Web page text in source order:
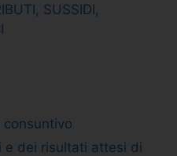
SUSSIDI,
consuntivo
e dei risultati attesi di